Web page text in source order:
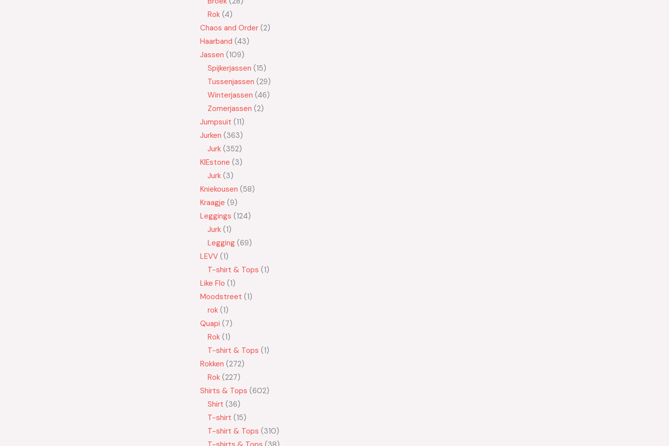
Rok 4
Chaos and Order 2
Haarband 43
Jassen 109
Spijkerjassen 15
Tussenjassen 29
Winterjassen 46
Zomerjassen 2
Jumpsuit 11
Jurken 363
Jurk 352
KIEstone 3
Jurk 3
Kniekousen 58
Kraagje 9
Leggings 124
Jurk 1
Legging 69
LEVV 1
T-shirt & Tops 1
Like Flo 1
Moodstreet 1
rok 1
Quapi 7
Rok 1
T-shirt & Tops 1
Rokken 272
Rok 227
Shirts & Tops 602
Shirt 36
T-shirt 15
T-shirt & Tops 310